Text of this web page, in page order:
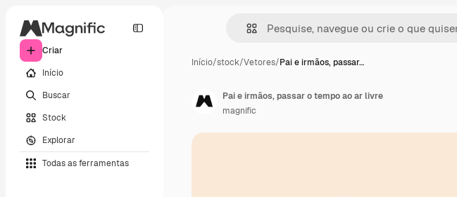
Criar
Início
Buscar
Stock
Explorar
Todas as ferramentas
Início/stock/Vetores/Pai e irmãos, passar…
Pai e irmãos, passar o tempo ao ar livre
magnific